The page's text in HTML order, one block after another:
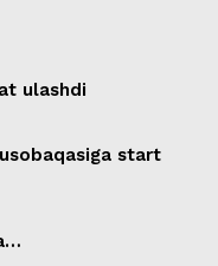
ulashdi
start